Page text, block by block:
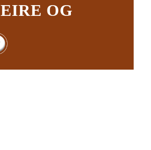
EIRE OG